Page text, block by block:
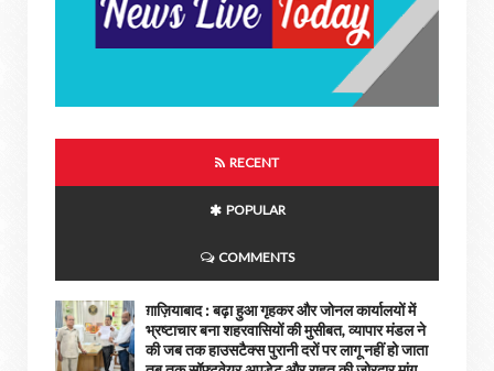
RECENT
POPULAR
COMMENTS
ग़ाज़ियाबाद : बढ़ा हुआ गृहकर और जोनल कार्यालयों में
भ्रष्टाचार बना शहरवासियों की मुसीबत, व्यापार मंडल ने
की जब तक हाउसटैक्स पुरानी दरों पर लागू नहीं हो जाता